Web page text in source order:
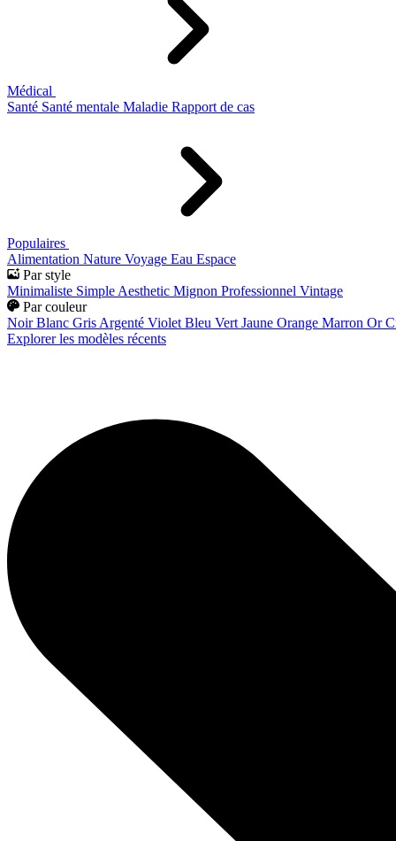
Médical
Santé Santé mentale Maladie Rapport de cas
Populaires
Alimentation Nature Voyage Eau Espace
Par style
Minimaliste Simple Aesthetic Mignon Professionnel Vintage
Par couleur
Noir Blanc Gris Argenté Violet Bleu Vert Jaune Orange Marron Or
Explorer les modèles récents